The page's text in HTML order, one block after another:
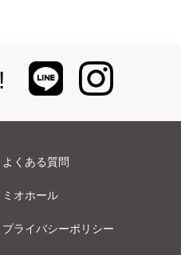
よくある質問
ミオホール
プライバシーポリシー